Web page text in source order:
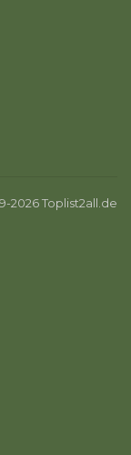
2026 Toplist2all.de